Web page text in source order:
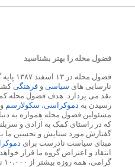
فضول محله را بهتر بشناسید
فضول
نارسایی های سیاسی و فرهنگی
نقد می پردازد. هدف فضول محله
رسیدن به دموکراسی، سکولارسم و
مسئولین فضول محله همواره به
که در راستای کمک به آزادی و
گفتارش مورد ستایش و تحسین ما
مبنای سیاست نادرست برای
انتقاد و اعتراض گروه ما قرار
گرامی، همه روزه بیشتر از ۱۰،۰۰۰ نفر از این سایت دیدن می کنند.